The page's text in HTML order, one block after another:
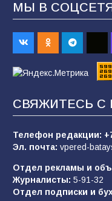
В Батайске
98 04.08.2026
«Слухами
заявления Киева
отчаяние, а не
МЫ В
СВЯЖИТЕСЬ С
Телефон редакции:
Эл. почта: vpered-
Отдел рекламы и
Журналисты: 5-91-32
Отдел подписки и